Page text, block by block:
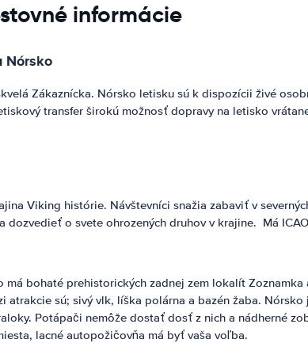
informácie
Nórsko
Zákaznícka. Nórsko letisku sú k dispozícii živé
transfer širokú možnosť dopravy na letisko
Viking histórie. Návštevníci snažia zabaviť v
dozvedieť o svete ohrozených druhov v krajine. Má
bohaté prehistorických zadnej zem lokalít
atrakcie sú; sivý vlk, líška polárna a bazén žaba.
Potápači nemôže dostať dosť z nich a nádherné
lacné autopožičovňa má byť vaša voľba.